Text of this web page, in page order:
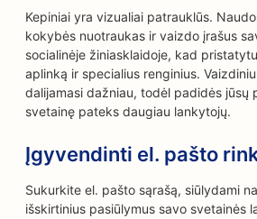
Kepiniai yra vizualiai patrauklūs.
kokybės nuotraukas ir vaizdo įrašus
socialinėje žiniasklaidoje, kad
aplinką ir specialius renginius.
dalijamasi dažniau, todėl padidės jūsų
svetainę pateks daugiau lankytojų.
Įgyvendinti el. pašto
Sukurkite el. pašto sąrašą, siūlydami
išskirtinius pasiūlymus savo svetainės